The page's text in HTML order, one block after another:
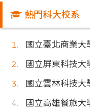
熱門科大校系
國立臺北商業大
國立屏東科技大
國立雲林科技大
國立高雄餐旅大